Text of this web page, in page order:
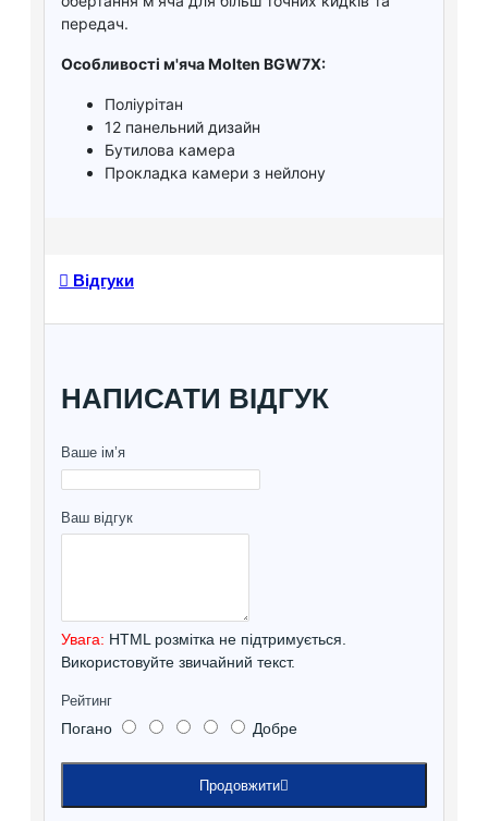
передач.
Особливості м'яча Molten BGW7X:
Поліурітан
12 панельний дизайн
Бутилова камера
Прокладка камери з нейлону
Відгуки
НАПИСАТИ ВІДГУК
Ваше ім’я
Ваш відгук
Увага: HTML розмітка не підтримується.
Використовуйте звичайний текст.
Рейтинг
Погано Добре
Продовжити